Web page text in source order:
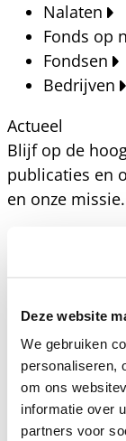
Deze website
We gebruiken
personaliseren,
om ons
informatie over
partners voor
Nalaten
Fonds op
Fondsen
Bedrijven
Actueel
Blijf op de
publicaties en
en onze missie.
Agenda